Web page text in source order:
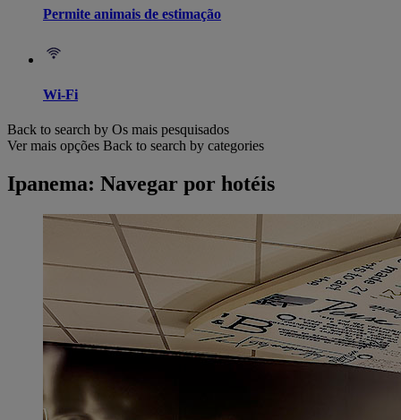
Permite animais de estimação
Wi-Fi
Back to search by Os mais pesquisados
Ver mais opções Back to search by categories
Ipanema: Navegar por hotéis